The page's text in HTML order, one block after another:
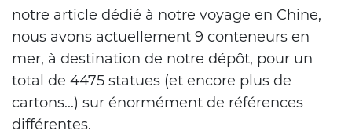
notre article dédié à notre voyage en Chine,
nous avons actuellement 9 conteneurs en
mer, à destination de notre dépôt, pour un
total de 4475 statues (et encore plus de
cartons...) sur énormément de références
différentes.